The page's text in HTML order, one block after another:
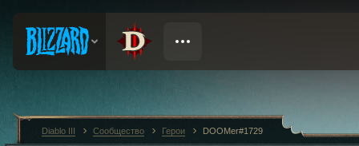
Diablo III Сообщество Герои DOOMer#1729